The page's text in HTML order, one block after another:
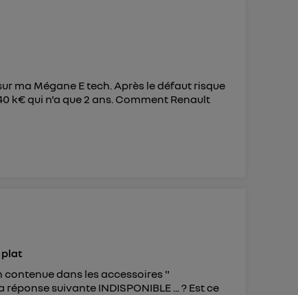
ma Mégane E tech. Après le défaut risque
k€ qui n'a que 2 ans. Comment Renault
plat
contenue dans les accessoires "
suivante INDISPONIBLE ... ? Est ce